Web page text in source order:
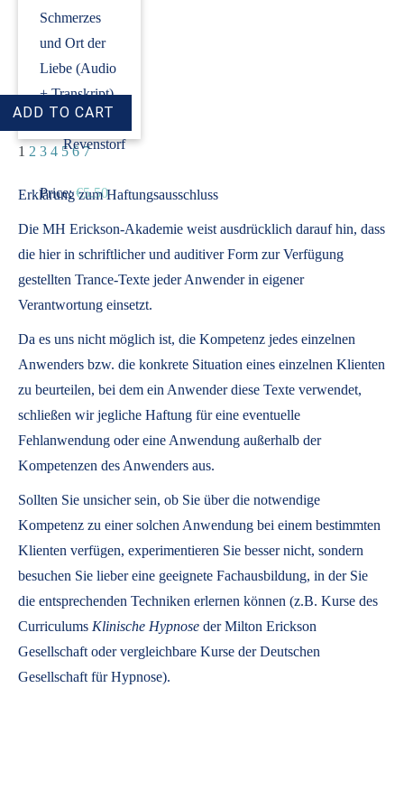
Schmerzes
und Ort der
Liebe (Audio
+ Transkript)
›Dirk
Revenstorf
Price: €5.50
1 2 3 4 5 6 7
Erklärung zum Haftungsausschluss
Die MH Erickson-Akademie weist ausdrücklich darauf hin, dass
die hier in schriftlicher und auditiver Form zur Verfügung
gestellten Trance-Texte jeder Anwender in eigener
Verantwortung einsetzt.
Da es uns nicht möglich ist, die Kompetenz jedes einzelnen
Anwenders bzw. die konkrete Situation eines einzelnen Klienten
zu beurteilen, bei dem ein Anwender diese Texte verwendet,
schließen wir jegliche Haftung für eine eventuelle
Fehlanwendung oder eine Anwendung außerhalb der
Kompetenzen des Anwenders aus.
Sollten Sie unsicher sein, ob Sie über die notwendige
Kompetenz zu einer solchen Anwendung bei einem bestimmten
Klienten verfügen, experimentieren Sie besser nicht, sondern
besuchen Sie lieber eine geeignete Fachausbildung, in der Sie
die entsprechenden Techniken erlernen können (z.B. Kurse des
Curriculums Klinische Hypnose der Milton Erickson
Gesellschaft oder vergleichbare Kurse der Deutschen
Gesellschaft für Hypnose).